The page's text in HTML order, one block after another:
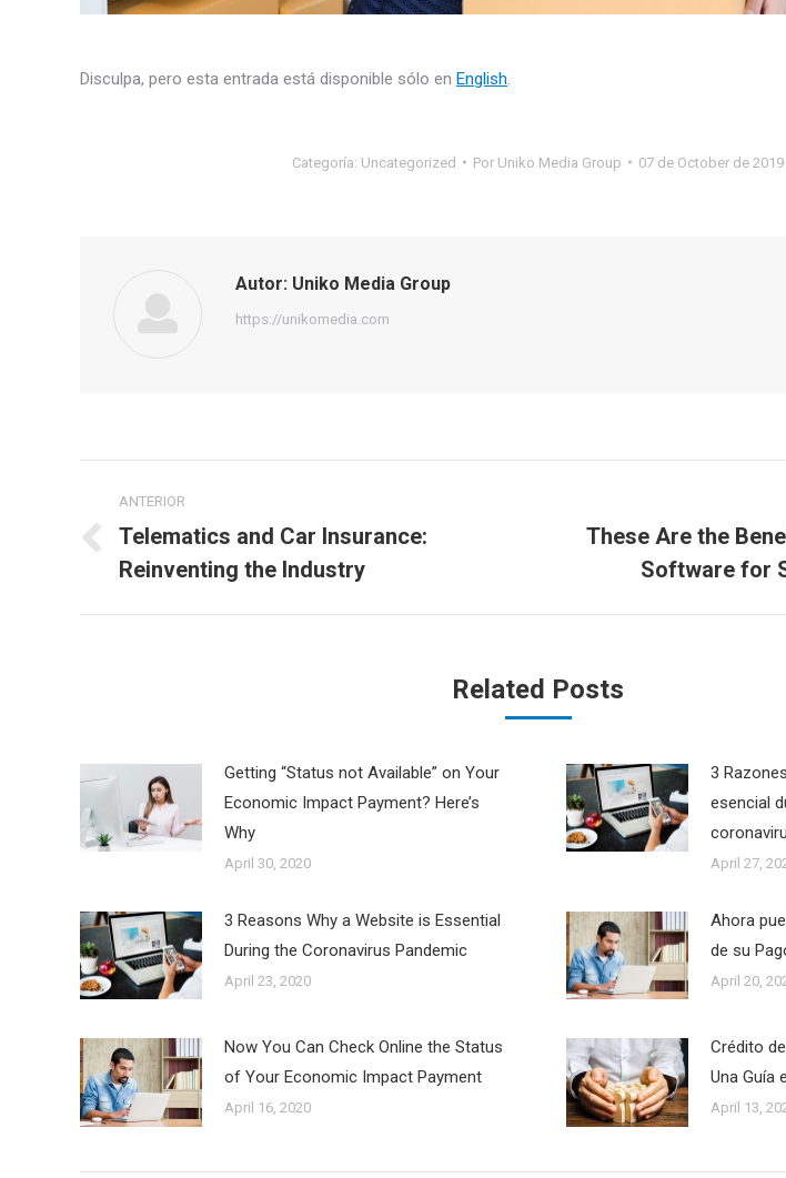
Disculpa, pero esta entrada está disponible sólo en English
Categoría: Uncategorized Por Uniko Media Group 07 de October de 2019
Autor: Uniko Media Group
https://unikomedia.com
entre
publicaciones
ANTERIOR
Publicación
anterior:
Telematics and Car Insurance:
Reinventing the Industry
Publicación
These Are the
Software for
Related Posts
Getting “Status not Available” on Your
Economic Impact Payment? Here’s
Why
April 30, 2020
3
esencial
April 27,
3 Reasons Why a Website is Essential
During the Coronavirus Pandemic
April 23, 2020
Ahora
de su
April 20,
Now You Can Check Online the Status
of Your Economic Impact Payment
April 16, 2020
Crédito
Una Guía
April 13,